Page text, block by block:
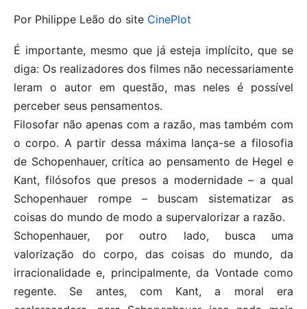
Por Philippe Leão do site CinePlot
É importante, mesmo que já esteja implícito, que se
diga: Os realizadores dos filmes não necessariamente
leram o autor em questão, mas neles é possível
perceber seus pensamentos.
Filosofar não apenas com a razão, mas também com
o corpo. A partir dessa máxima lança-se a filosofia
de Schopenhauer, crítica ao pensamento de Hegel e
Kant, filósofos que presos a modernidade – a qual
Schopenhauer rompe – buscam sistematizar as
coisas do mundo de modo a supervalorizar a razão.
Schopenhauer, por outro lado, busca uma
valorização do corpo, das coisas do mundo, da
irracionalidade e, principalmente, da Vontade como
regente. Se antes, com Kant, a moral era